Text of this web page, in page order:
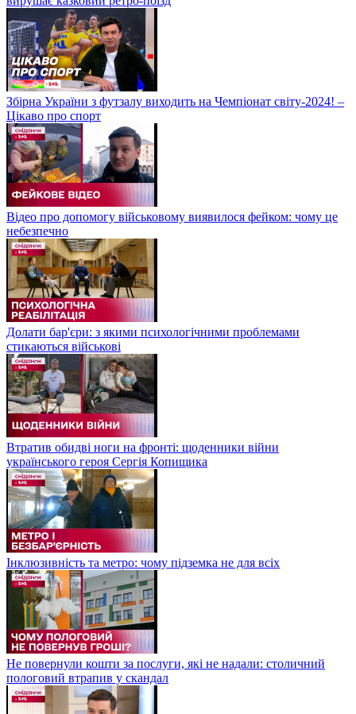
Збірна України з футзалу виходить на Чемпіонат світу-2024! –
Цікаво про спорт
Відео про допомогу військовому виявилося фейком: чому це
небезпечно
Долати бар'єри: з якими психологічними проблемами
стикаються військові
Втратив обидві ноги на фронті: щоденники війни
українського героя Сергія Копищика
Інклюзивність та метро: чому підземка не для всіх
Не повернули кошти за послуги, які не надали: столичний
пологовий втрапив у скандал